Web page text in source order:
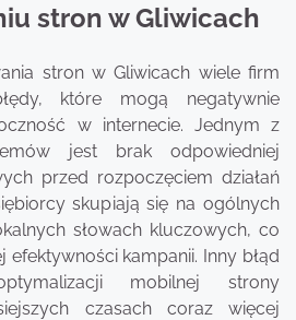
stron w Gliwicach
stron w Gliwicach wiele firm
które mogą negatywnie
w internecie. Jednym z
jest brak odpowiedniej
przed rozpoczęciem działań
skupiają się na ogólnych
słowach kluczowych, co
kampanii. Inny błąd
mobilnej strony
czasach coraz więcej